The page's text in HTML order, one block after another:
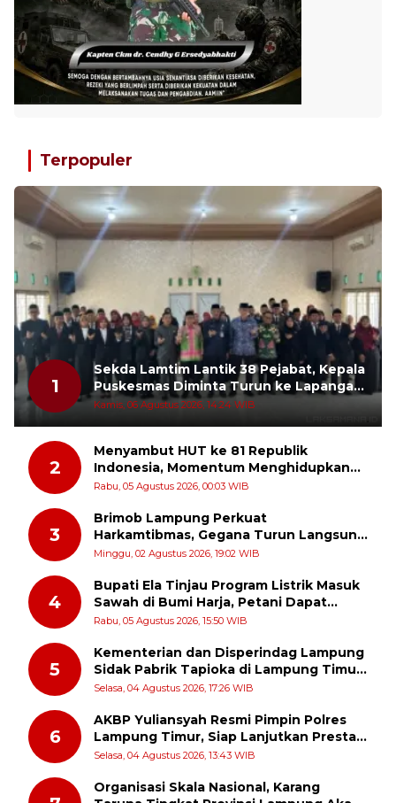
Terpopuler
1
Sekda Lamtim Lantik 38 Pejabat, Kepala
Puskesmas Diminta Turun ke Lapangan
dan Hadir di Tengah Masyarakat
Kamis, 06 Agustus 2026, 14:24 WIB
2
Menyambut HUT ke 81 Republik
Indonesia, Momentum Menghidupkan
Kembali Semangat Juang Para Pahlawan
Rabu, 05 Agustus 2026, 00:03 WIB
3
Brimob Lampung Perkuat
Harkamtibmas, Gegana Turun Langsung
Patroli Dialogis ke Pasar dan Rumah
Minggu, 02 Agustus 2026, 19:02 WIB
4
Bupati Ela Tinjau Program Listrik Masuk
Sawah di Bumi Harja, Petani Dapat
Subsidi Pemasangan KWH
Rabu, 05 Agustus 2026, 15:50 WIB
5
Kementerian dan Disperindag Lampung
Sidak Pabrik Tapioka di Lampung Timur,
PPUKI Apresiasi Langkah Pengawasan
Selasa, 04 Agustus 2026, 17:26 WIB
6
AKBP Yuliansyah Resmi Pimpin Polres
Lampung Timur, Siap Lanjutkan Prestasi
Gemilang AKBP Heti Patmawati
Selasa, 04 Agustus 2026, 13:43 WIB
Organisasi Skala Nasional, Karang